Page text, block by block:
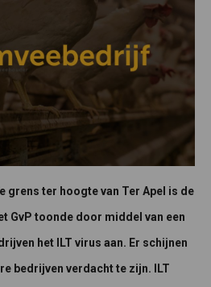
grens ter hoogte van Ter Apel is de
GvP toonde door middel van een
het ILT virus aan. Er schijnen
bedrijven verdacht te zijn. ILT